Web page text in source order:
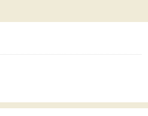
なく、上手い活用の仕方が分からず辞め